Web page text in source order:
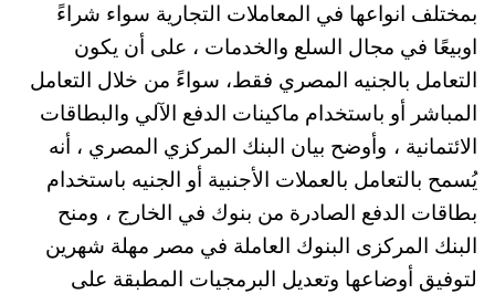
بمختلف انواعها في المعاملات التجارية سواء شراءً
اوبيعًا في مجال السلع والخدمات ، على أن يكون
التعامل بالجنيه المصري فقط، سواءً من خلال التعامل
المباشر أو باستخدام ماكينات الدفع الآلي والبطاقات
الائتمانية ، وأوضح بيان البنك المركزي المصري ، أنه
يُسمح بالتعامل بالعملات الأجنبية أو الجنيه باستخدام
بطاقات الدفع الصادرة من بنوك في الخارج ، ومنح
البنك المركزى البنوك العاملة في مصر مهلة شهرين
لتوفيق أوضاعها وتعديل البرمجيات المطبقة على